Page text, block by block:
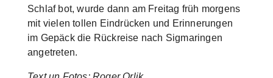
Schlaf bot, wurde dann am Freitag früh morgens
mit vielen tollen Eindrücken und Erinnerungen
im Gepäck die Rückreise nach Sigmaringen
angetreten.